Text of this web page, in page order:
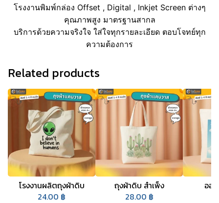
โรงงานพิมพ์กล่อง Offset , Digital , Inkjet Screen ต่างๆ
คุณภาพสูง มาตรฐานสากล
บริการด้วยความจริงใจ ใส่ใจทุกรายละเอียด ตอบโจทย์ทุก
ความต้องการ
Related products
โรงงานผลิตถุงผ้าดิบ
24.00 ฿
ถุงผ้าดิบ สําเพ็ง
28.00 ฿
ออ